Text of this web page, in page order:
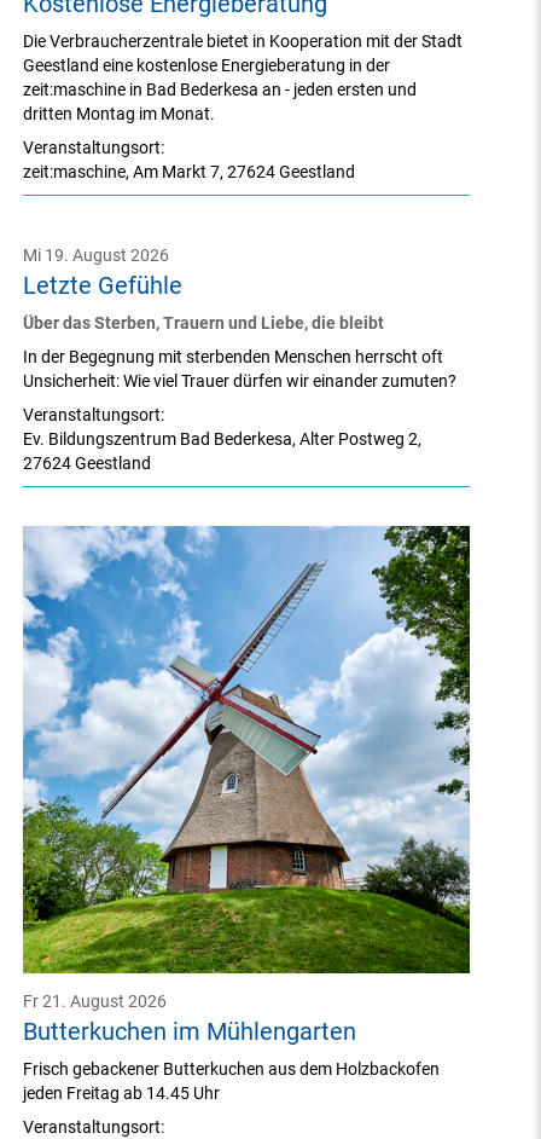
Veranstaltungsort:
zeit:maschine,Am Markt 7,27624 Geestland
Die Verbraucherzentrale bietet in Kooperation mit der Stadt
Geestland eine kostenlose Energieberatung in der
zeit:maschine in Bad Bederkesa an - jeden ersten und
dritten Montag im Monat.
Letzte Gefühle
Mi 19. August 2026
Veranstaltungsort:
Ev. Bildungszentrum Bad Bederkesa,Alter Postweg 2,
27624 Geestland
Über das Sterben, Trauern und Liebe, die bleibt
In der Begegnung mit sterbenden Menschen herrscht oft
Unsicherheit: Wie viel Trauer dürfen wir einander zumuten?
Butterkuchen im Mühlengarten
Fr 21. August 2026
Veranstaltungsort:
Frisch gebackener Butterkuchen aus dem Holzbackofen
jeden Freitag ab 14.45 Uhr